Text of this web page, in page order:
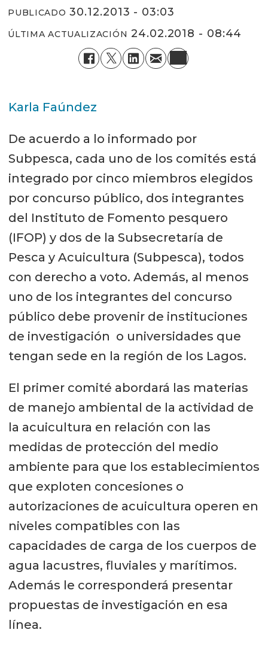
PUBLICADO 30.12.2013 - 03:03
ÚLTIMA ACTUALIZACIÓN 24.02.2018 - 08:44
Karla Faúndez
De acuerdo a lo informado por
Subpesca, cada uno de los comités está
integrado por cinco miembros elegidos
por concurso público, dos integrantes
del Instituto de Fomento pesquero
(IFOP) y dos de la Subsecretaría de
Pesca y Acuicultura (Subpesca), todos
con derecho a voto. Además, al menos
uno de los integrantes del concurso
público debe provenir de instituciones
de investigación o universidades que
tengan sede en la región de los Lagos.
El primer comité abordará las materias
de manejo ambiental de la actividad de
la acuicultura en relación con las
medidas de protección del medio
ambiente para que los establecimientos
que exploten concesiones o
autorizaciones de acuicultura operen en
niveles compatibles con las
capacidades de carga de los cuerpos de
agua lacustres, fluviales y marítimos.
Además le corresponderá presentar
propuestas de investigación en esa
línea.